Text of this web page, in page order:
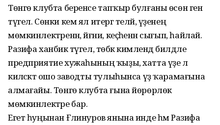
Төнгө клубта беренсе тапҡыр булғаны өсөн генә
түгел. Сөнки кем ял итергә теләй, үҙенең
мөмкинлектәренән, йәғни, кеҫәһенән сығып, һайлай.
Разифа ханбикә түгел, төбәк кимәлендә билдәле
предприятие хужаһының ҡыҙы, хатта үҙе лә
киләсәктә ошо заводты тулыһынса үҙ ҡарамағына
алмағайы. Төнгө клубта ғына йөрөрлөк
мөмкинлектәре бар.
Егет һуңынан Ғәлинуров янына инде һәм Разифа